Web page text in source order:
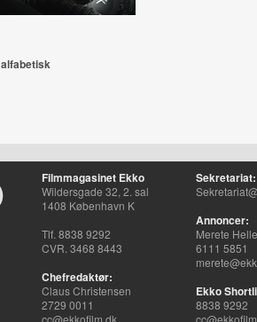
alfabetisk
Filmmagasinet Ekko
Wildersgade 32, 2. sal
1408 København K
Tlf. 8838 9292
CVR. 3468 8443
Chefredaktør:
Claus Christensen
2729 0011
cc@ekkofilm.dk
Sekretariat:
Annoncer:
Merete
6111 5851
Ekko
8838 9292